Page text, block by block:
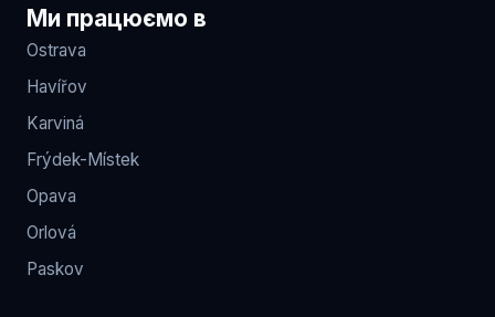
Ми працюємо в
Ostrava
Havířov
Karviná
Frýdek-Místek
Opava
Orlová
Paskov